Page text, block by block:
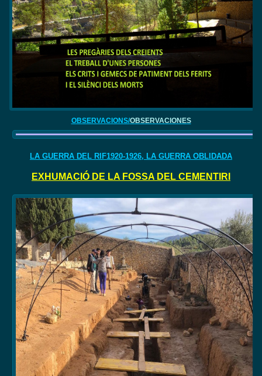
OBSERVACIONS/OBSERVACIONES
LA GUERRA DEL RIF1920-1926, LA GUERRA OBLIDADA
EXHUMACIÓ DE LA FOSSA DEL CEMENTIRI